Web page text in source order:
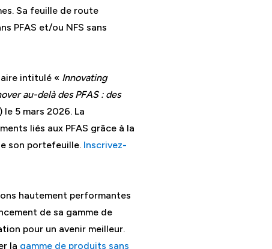
Sa feuille de route
PFAS et/ou NFS sans
intitulé « Innovating
au-delà des PFAS : des
5 mars 2026. La
liés aux PFAS grâce à la
son portefeuille. Inscrivez-
hautement performantes
de sa gamme de
pour un avenir meilleur.
la gamme de produits sans